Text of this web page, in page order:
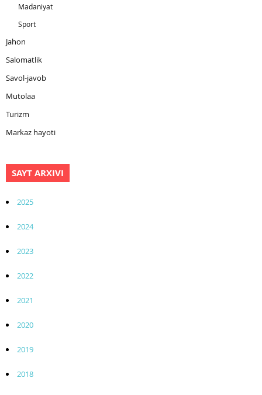
Madaniyat
Sport
Jahon
Salomatlik
Savol-javob
Mutolaa
Turizm
Markaz hayoti
SAYT ARXIVI
2025
2024
2023
2022
2021
2020
2019
2018